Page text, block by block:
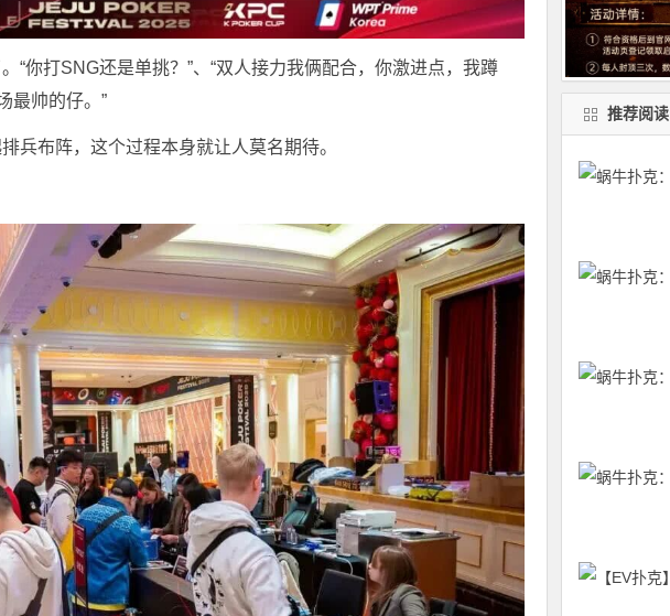
“你打SNG还是单挑？”、“双人接力我俩配合，你激进点，我蹲
最帅的仔。”
兵布阵，这个过程本身就让人莫名期待。
推荐阅读